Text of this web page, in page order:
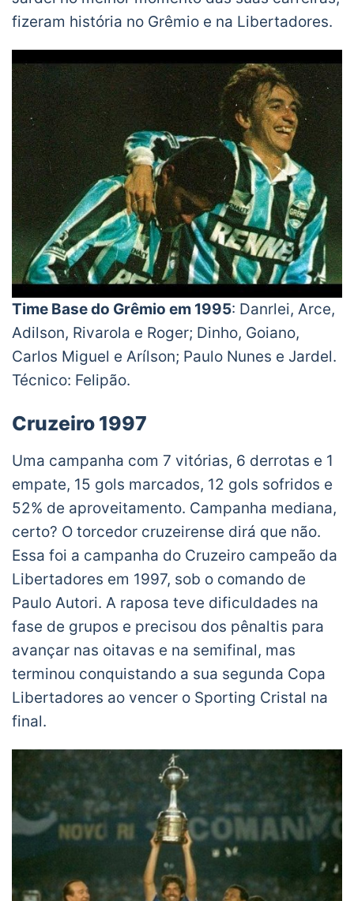
fizeram história no Grêmio e na Libertadores.
Time Base do Grêmio em 1995: Danrlei, Arce,
Adilson, Rivarola e Roger; Dinho, Goiano,
Carlos Miguel e Arílson; Paulo Nunes e Jardel.
Técnico: Felipão.
Cruzeiro 1997
Uma campanha com 7 vitórias, 6 derrotas e 1
empate, 15 gols marcados, 12 gols sofridos e
52% de aproveitamento. Campanha mediana,
certo? O torcedor cruzeirense dirá que não.
Essa foi a campanha do Cruzeiro campeão da
Libertadores em 1997, sob o comando de
Paulo Autori. A raposa teve dificuldades na
fase de grupos e precisou dos pênaltis para
avançar nas oitavas e na semifinal, mas
terminou conquistando a sua segunda Copa
Libertadores ao vencer o Sporting Cristal na
final.